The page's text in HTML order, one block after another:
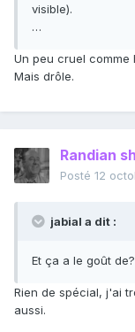
visible).
…
Un peu cruel comme
Mais drôle.
Randian
Posté 12
jabial a dit :
Et ça a le goût de?
Rien de spécial, j'ai
aussi.